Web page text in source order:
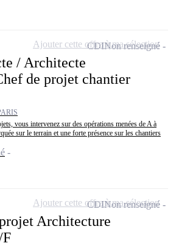
/ Architecte
de projet chantier
vous intervenez sur des opérations menées de A à
sur le terrain et une forte présence sur les chantiers
CDINon renseigné
Ajouter cette offre à ma sélection
Architecture
CDINon renseigné
Ajouter cette offre à ma sélection